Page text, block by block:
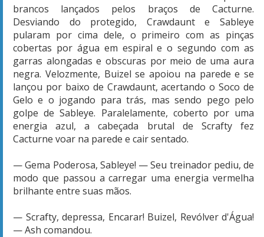
brancos lançados pelos braços de Cacturne.
Desviando do protegido, Crawdaunt e Sableye
pularam por cima dele, o primeiro com as pinças
cobertas por água em espiral e o segundo com as
garras alongadas e obscuras por meio de uma aura
negra. Velozmente, Buizel se apoiou na parede e se
lançou por baixo de Crawdaunt, acertando o Soco de
Gelo e o jogando para trás, mas sendo pego pelo
golpe de Sableye. Paralelamente, coberto por uma
energia azul, a cabeçada brutal de Scrafty fez
Cacturne voar na parede e cair sentado.
— Gema Poderosa, Sableye! — Seu treinador pediu, de
modo que passou a carregar uma energia vermelha
brilhante entre suas mãos.
— Scrafty, depressa, Encarar! Buizel, Revólver d'Água!
— Ash comandou.